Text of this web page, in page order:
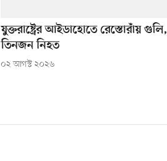
যুক্তরাষ্ট্রের আইডাহোতে রেস্তোরাঁয় গুলি,
তিনজন নিহত
০২ আগস্ট ২০২৬